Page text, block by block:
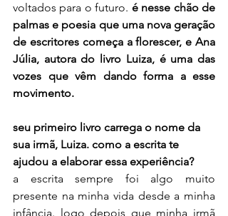
voltados para o futuro. é nesse chão de
palmas e poesia que uma nova geração
de escritores começa a florescer, e Ana
Júlia, autora do livro Luiza, é uma das
vozes que vêm dando forma a esse
movimento.
seu primeiro livro carrega o nome da
sua irmã, Luiza. como a escrita te
ajudou a elaborar essa experiência?
a escrita sempre foi algo muito
presente na minha vida desde a minha
infância. logo depois que minha irmã